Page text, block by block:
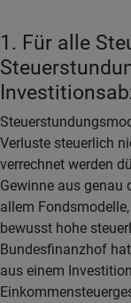
1. Für alle
Verluste steuerlich
verrechnet werden
Gewinne aus genau
allem
bewusst hohe
Bundesfinanzhof
aus einem